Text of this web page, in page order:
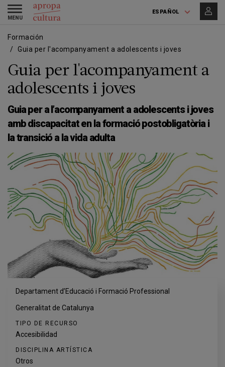
Pasar
contenido
Skip
main
ESPAÑOL
Toggle
navigation
Formación
Guia per l'acompanyament a adolescents i joves
Guia per l'acompanyament a
adolescents i joves
Guia per a l’acompanyament a adolescents i joves
amb discapacitat en la formació postobligatòria i
la transició a la vida adulta
Departament d’Educació i Formació Professional
Generalitat de Catalunya
TIPO DE RECURSO
Accesibilidad
DISCIPLINA ARTÍSTICA
Otros